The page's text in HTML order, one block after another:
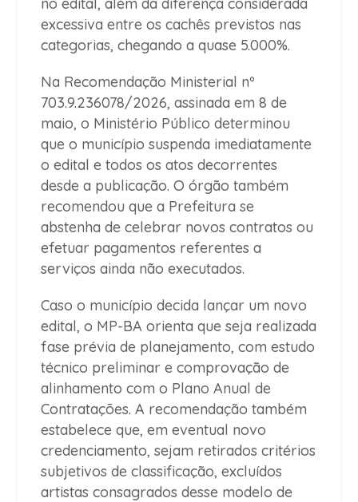
excessiva entre os cachês previstos nas
categorias, chegando a quase 5.000%.
Na Recomendação Ministerial nº
703.9.236078/2026, assinada em 8 de
maio, o Ministério Público determinou
que o município suspenda imediatamente
o edital e todos os atos decorrentes
desde a publicação. O órgão também
recomendou que a Prefeitura se
abstenha de celebrar novos contratos ou
efetuar pagamentos referentes a
serviços ainda não executados.
Caso o município decida lançar um novo
edital, o MP-BA orienta que seja realizada
fase prévia de planejamento, com estudo
técnico preliminar e comprovação de
alinhamento com o Plano Anual de
Contratações. A recomendação também
estabelece que, em eventual novo
credenciamento, sejam retirados critérios
subjetivos de classificação, excluídos
artistas consagrados desse modelo de